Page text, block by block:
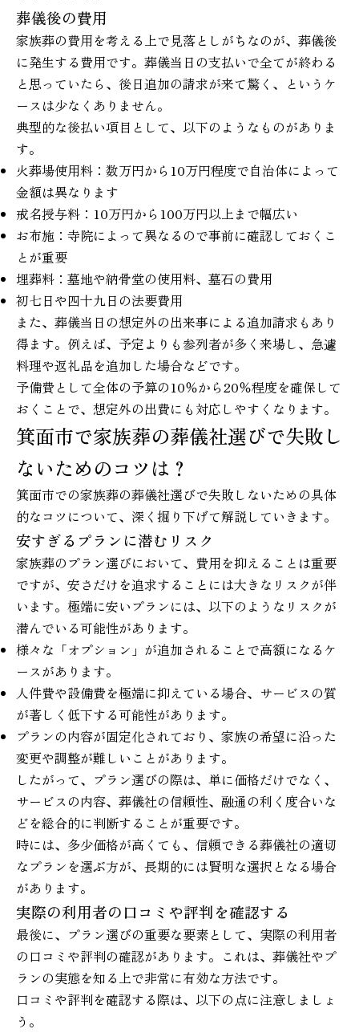
葬儀後の費用
家族葬の費用を考える上で見落としがちなのが、葬儀後
に発生する費用です。葬儀当日の支払いで全てが終わる
と思っていたら、後日追加の請求が来て驚く、というケ
ースは少なくありません。
典型的な後払い項目として、以下のようなものがありま
す。
火葬場使用料：数万円から10万円程度で自治体によって
金額は異なります
戒名授与料：10万円から100万円以上まで幅広い
お布施：寺院によって異なるので事前に確認しておくこ
とが重要
埋葬料：墓地や納骨堂の使用料、墓石の費用
初七日や四十九日の法要費用
また、葬儀当日の想定外の出来事による追加請求もあり
得ます。例えば、予定よりも参列者が多く来場し、急遽
料理や返礼品を追加した場合などです。
予備費として全体の予算の10％から20％程度を確保して
おくことで、想定外の出費にも対応しやすくなります。
箕面市で家族葬の葬儀社選びで失敗し
ないためのコツは？
箕面市での家族葬の葬儀社選びで失敗しないための具体
的なコツについて、深く掘り下げて解説していきます。
安すぎるプランに潜むリスク
家族葬のプラン選びにおいて、費用を抑えることは重要
ですが、安さだけを追求することには大きなリスクが伴
います。極端に安いプランには、以下のようなリスクが
潜んでいる可能性があります。
様々な「オプション」が追加されることで高額になるケ
ースがあります。
人件費や設備費を極端に抑えている場合、サービスの質
が著しく低下する可能性があります。
プランの内容が固定化されており、家族の希望に沿った
変更や調整が難しいことがあります。
したがって、プラン選びの際は、単に価格だけでなく、
サービスの内容、葬儀社の信頼性、融通の利く度合いな
どを総合的に判断することが重要です。
時には、多少価格が高くても、信頼できる葬儀社の適切
なプランを選ぶ方が、長期的には賢明な選択となる場合
があります。
実際の利用者の口コミや評判を確認する
最後に、プラン選びの重要な要素として、実際の利用者
の口コミや評判の確認があります。これは、葬儀社やプ
ランの実態を知る上で非常に有効な方法です。
口コミや評判を確認する際は、以下の点に注意しましょ
う。